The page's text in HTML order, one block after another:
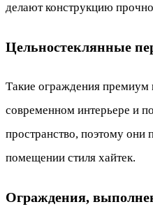
делают конструкцию
Цельностеклянные
Такие ограждения премиум
современном интерьере и
пространство, поэтому они
помещении стиля хайтек.
Ограждения,